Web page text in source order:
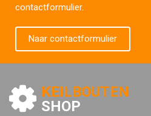
contactformulier.
Naar contactformulier
KEILBOUTEN
SHOP